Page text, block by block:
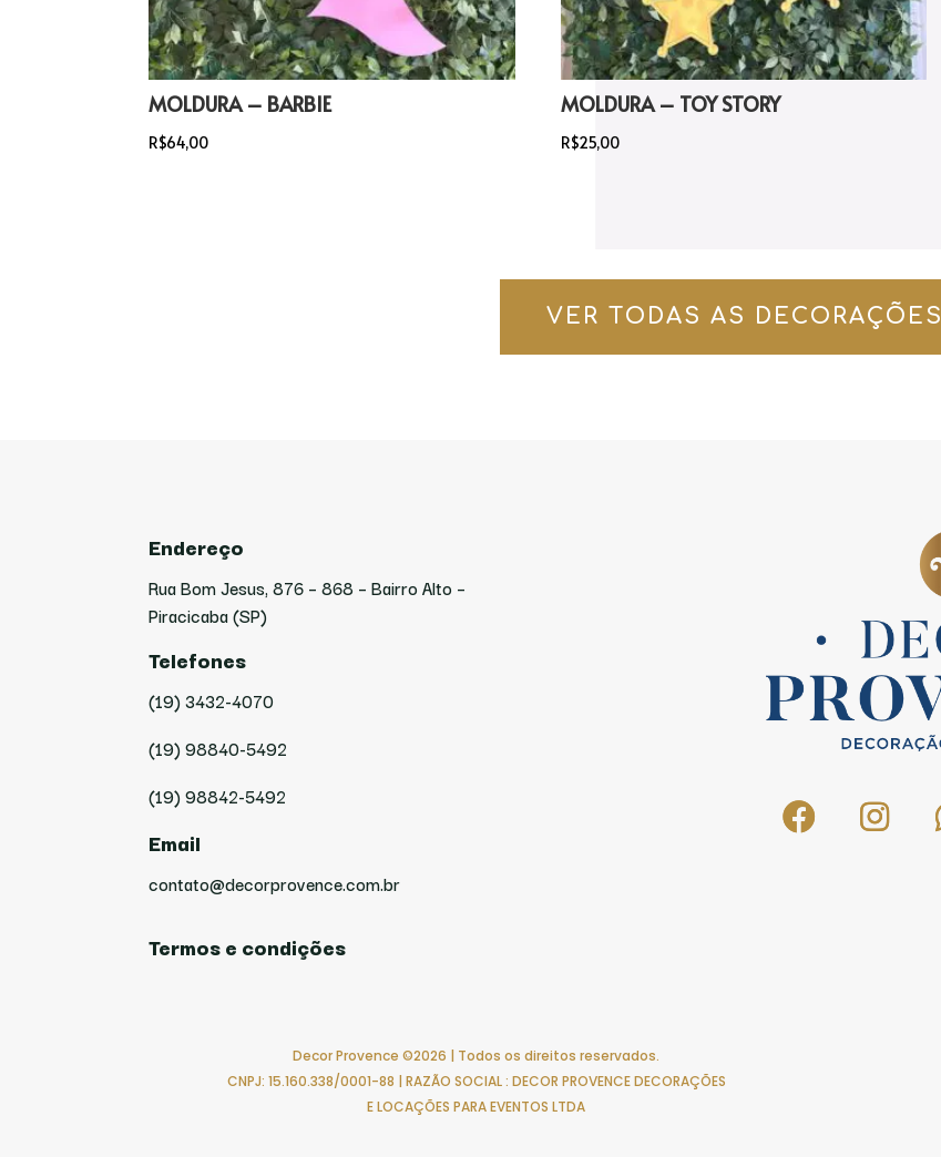
MOLDURA – BARBIE
R$64,00
MOLDURA – TOY STORY
R$25,00
VER TODAS AS DECORAÇÕES
Endereço
Rua Bom Jesus, 876 – 868 – Bairro Alto –
Piracicaba (SP)
Telefones
(19) 3432-4070
(19) 98840-5492
(19) 98842-5492
Email
contato@decorprovence.com.br
Termos e condições
Decor Provence ©2026 | Todos os direitos reservados.
CNPJ: 15.160.338/0001-88 | RAZÃO SOCIAL : DECOR PROVENCE DECORAÇÕES
E LOCAÇÕES PARA EVENTOS LTDA